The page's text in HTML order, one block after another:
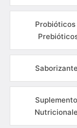
Probióticos